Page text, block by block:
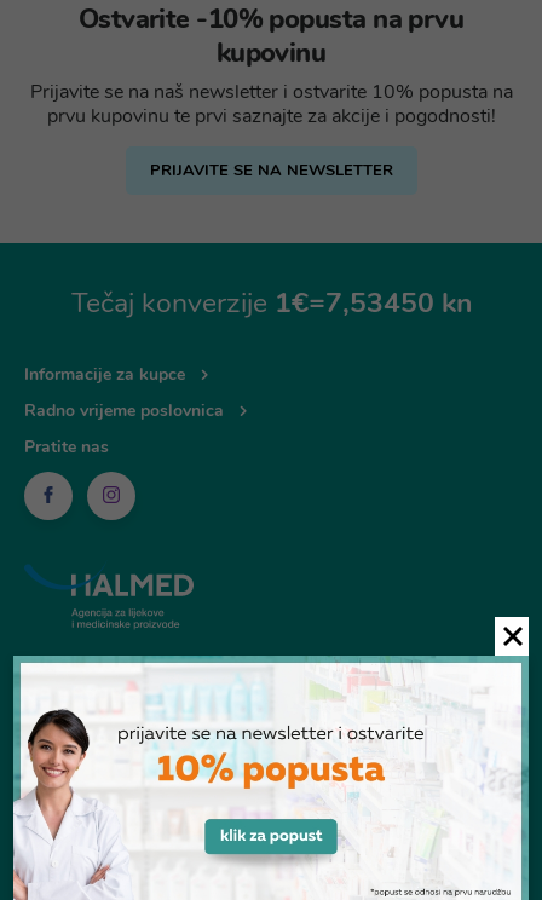
Ostvarite -10% popusta na prvu
kupovinu
Prijavite se na naš newsletter i ostvarite 10% popusta na
prvu kupovinu te prvi saznajte za akcije i pogodnosti!
PRIJAVITE SE NA NEWSLETTER
Tečaj konverzije 1€=7,53450 kn
Informacije za kupce
Radno vrijeme poslovnica
Pratite nas
© Ljekarna Talan 2026